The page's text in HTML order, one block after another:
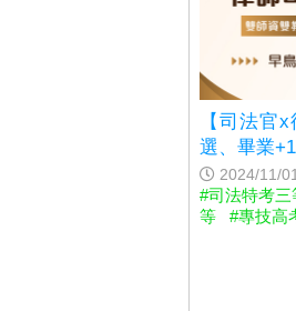
【司法官
選、畢業
2024/11/
#司法特考三
等
#專技高